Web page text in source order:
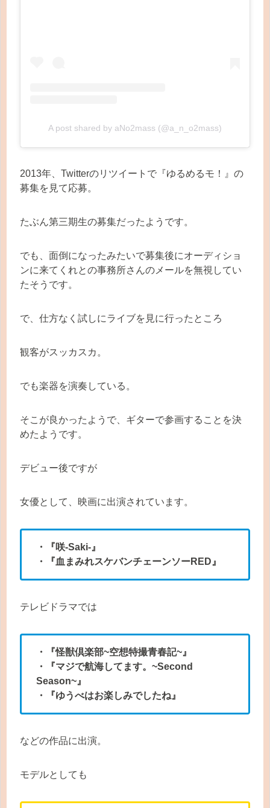
A post shared by aNo2mass (@a_n_o2mass)
2013年、Twitterのリツイートで『ゆるめるモ！』の
募集を見て応募。
たぶん第三期生の募集だったようです。
でも、面倒になったみたいで募集後にオーディショ
ンに来てくれとの事務所さんのメールを無視してい
たそうです。
で、仕方なく試しにライブを見に行ったところ
観客がスッカスカ。
でも楽器を演奏している。
そこが良かったようで、ギターで参画することを決
めたようです。
デビュー後ですが
女優として、映画に出演されています。
・『咲-Saki-』
・『血まみれスケバンチェーンソーRED』
テレビドラマでは
・『怪獣倶楽部~空想特撮青春記~』
・『マジで航海してます。~Second
Season~』
・『ゆうべはお楽しみでしたね』
などの作品に出演。
モデルとしても